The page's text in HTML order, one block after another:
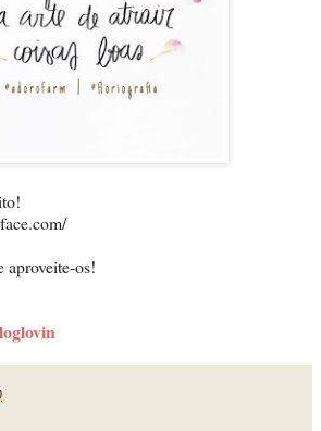
aproveite-os!